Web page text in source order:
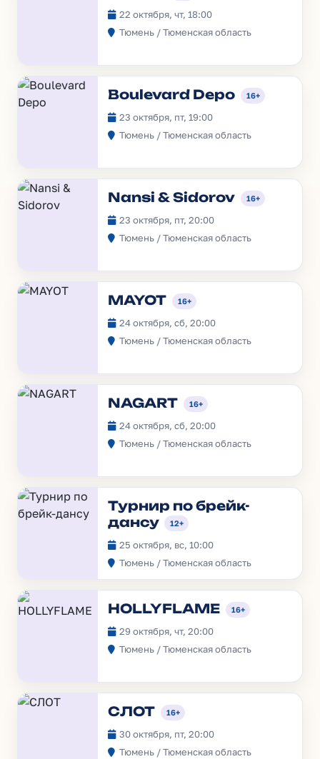
22 октября, чт, 18:00
Тюмень / Тюменская область
Boulevard Depo 16+
23 октября, пт, 19:00
Тюмень / Тюменская область
Nansi & Sidorov 16+
23 октября, пт, 20:00
Тюмень / Тюменская область
MAYOT 16+
24 октября, сб, 20:00
Тюмень / Тюменская область
NAGART 16+
24 октября, сб, 20:00
Тюмень / Тюменская область
Турнир по брейк-
дансу
12+
25 октября, вс, 10:00
Тюмень / Тюменская область
HOLLYFLAME 16+
29 октября, чт, 20:00
Тюмень / Тюменская область
СЛОТ 16+
30 октября, пт, 20:00
Тюмень / Тюменская область